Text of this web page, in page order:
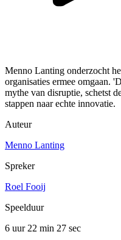
Menno Lanting onderzocht
organisaties ermee omgaan.
mythe van disruptie, schetst
stappen naar echte innovatie.
Auteur
Menno Lanting
Spreker
Roel Fooij
Speelduur
6 uur 22 min 27 sec